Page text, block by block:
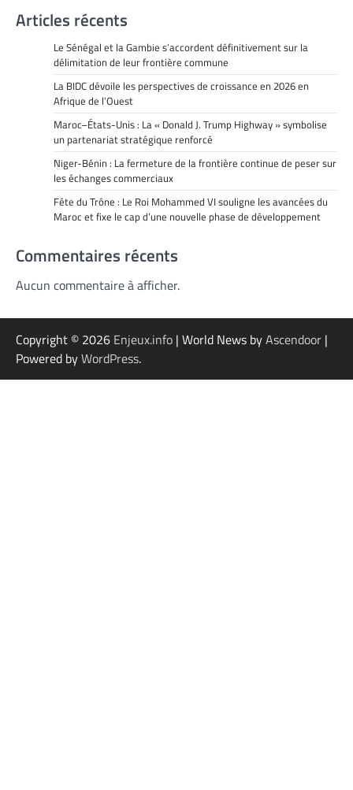
Articles récents
Le Sénégal et la Gambie s’accordent définitivement sur la
délimitation de leur frontière commune
La BIDC dévoile les perspectives de croissance en 2026 en
Afrique de l’Ouest
Maroc–États-Unis : La « Donald J. Trump Highway » symbolise
un partenariat stratégique renforcé
Niger-Bénin : La fermeture de la frontière continue de peser sur
les échanges commerciaux
Fête du Trône : Le Roi Mohammed VI souligne les avancées du
Maroc et fixe le cap d’une nouvelle phase de développement
Commentaires récents
Aucun commentaire à afficher.
Copyright © 2026 Enjeux.info | World News byAscendoor |
Powered byWordPress.